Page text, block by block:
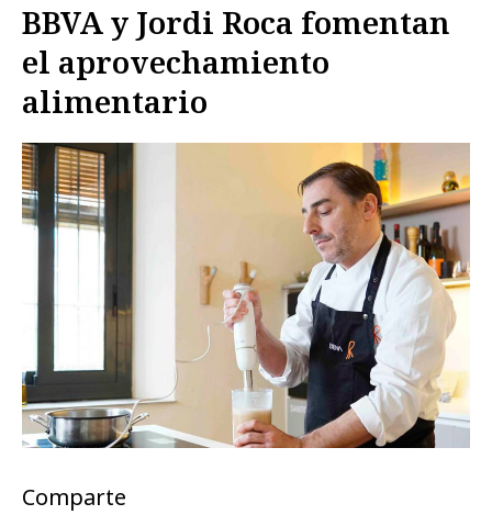
BBVA y Jordi Roca fomentan
el aprovechamiento
alimentario
Comparte